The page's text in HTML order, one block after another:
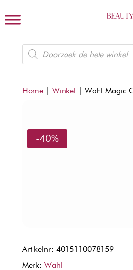
Producten
zoeken
Home| Winkel | Wahl Magic
-40%
Artikelnr: 4015110078159
Merk: Wahl